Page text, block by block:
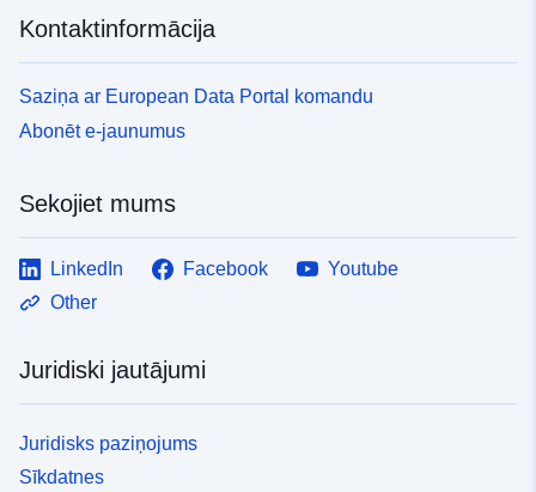
Kontaktinformācija
Saziņa ar European Data Portal komandu
Abonēt e-jaunumus
Sekojiet mums
LinkedIn Facebook
Youtube
Other
Juridiski jautājumi
Juridisks paziņojums
Sīkdatnes